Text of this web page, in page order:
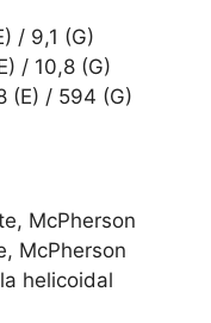
/ 9,1 (G)
/ 10,8 (G)
(E) / 594 (G)
McPherson
McPherson
helicoidal